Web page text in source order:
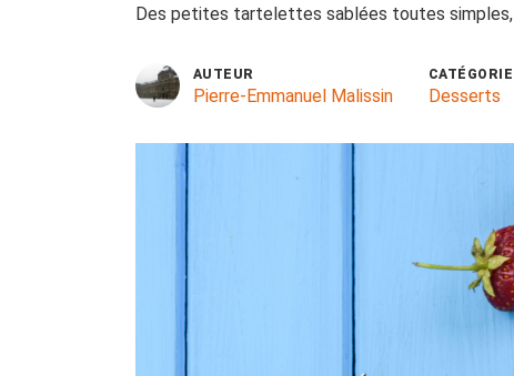
Des petites tartelettes sablées toutes
AUTEUR
Pierre-Emmanuel Malissin
CATÉGORIE
Desserts